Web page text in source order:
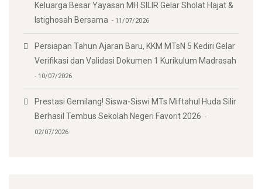
Keluarga Besar Yayasan MH SILIR Gelar Sholat Hajat &
Istighosah Bersama
11/07/2026
Persiapan Tahun Ajaran Baru, KKM MTsN 5 Kediri Gelar
Verifikasi dan Validasi Dokumen 1 Kurikulum Madrasah
10/07/2026
Prestasi Gemilang! Siswa-Siswi MTs Miftahul Huda Silir
Berhasil Tembus Sekolah Negeri Favorit 2026
02/07/2026